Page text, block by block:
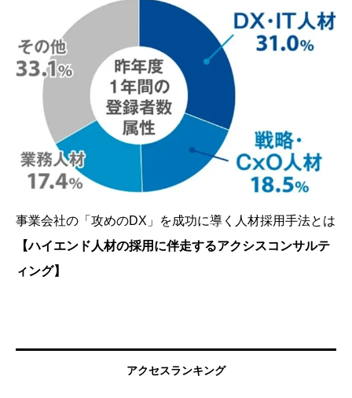
事業会社の「攻めのDX」を成功に導く人材採用手法とは
【ハイエンド人材の採用に伴走するアクシスコンサルテ
ィング】
アクセスランキング